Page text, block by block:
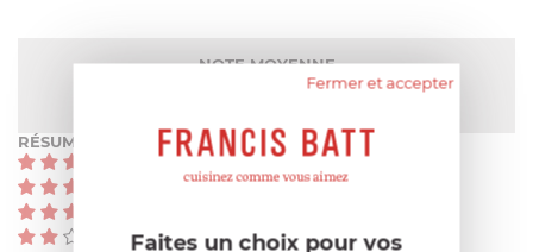
NOTE MOYENNE
Pas encore de note
RÉSUMÉ
(0)
Fermer et accepter
Faites un choix pour vos